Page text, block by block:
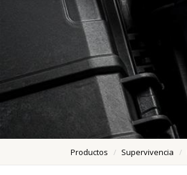
Productos Supervivencia